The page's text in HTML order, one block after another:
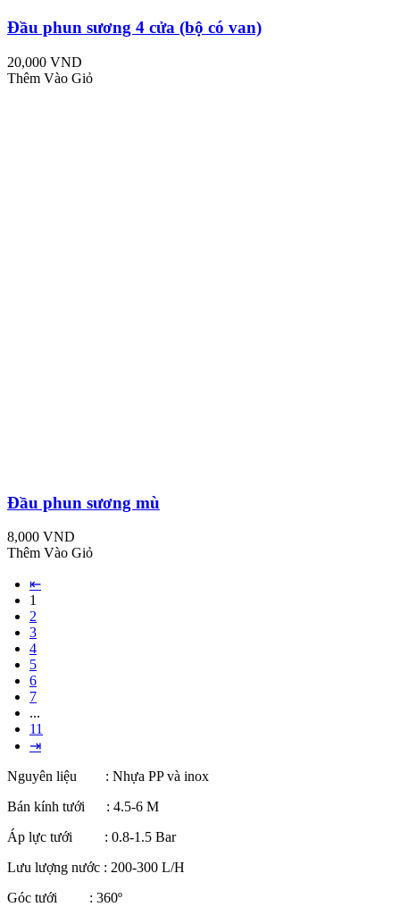
Đầu phun sương 4 cửa (bộ có van)
20,000 VND
Thêm Vào Giỏ
Đầu phun sương mù
8,000 VND
Thêm Vào Giỏ
⇤
1
2
3
4
5
6
7
...
11
⇥
Nguyên liệu : Nhựa PP và inox
Bán kính tưới : 4.5-6 M
Áp lực tưới : 0.8-1.5 Bar
Lưu lượng nước : 200-300 L/H
Góc tưới : 360º